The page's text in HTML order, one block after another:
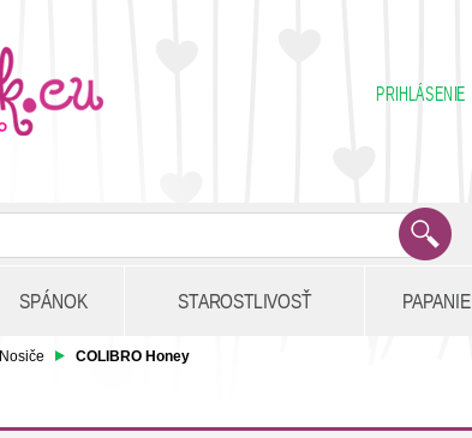
PRIHLÁSENIE
SPÁNOK STAROSTLIVOSŤ PAPANIE
Nosiče COLIBRO Honey